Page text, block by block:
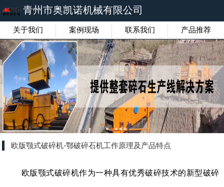
青州市奥凯诺机械有限公司
关于我们 案例现场 联系我们 产品推荐
欧版颚式破碎机-鄂破碎石机工作原理及产品特点
欧版颚式破碎机作为一种具有优秀破碎技术的新型破碎